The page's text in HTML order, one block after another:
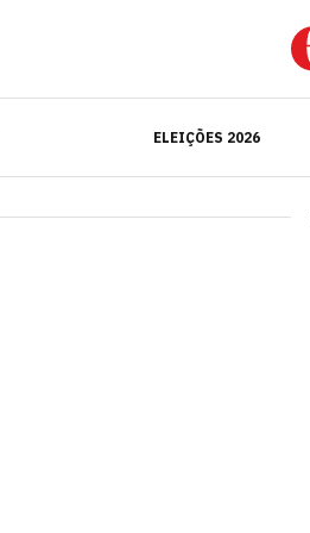
ELEIÇÕES 2026